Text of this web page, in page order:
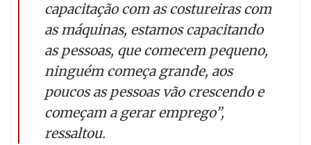
capacitação com as costureiras com
as máquinas, estamos capacitando
as pessoas, que comecem pequeno,
ninguém começa grande, aos
poucos as pessoas vão crescendo e
começam a gerar emprego”,
ressaltou.